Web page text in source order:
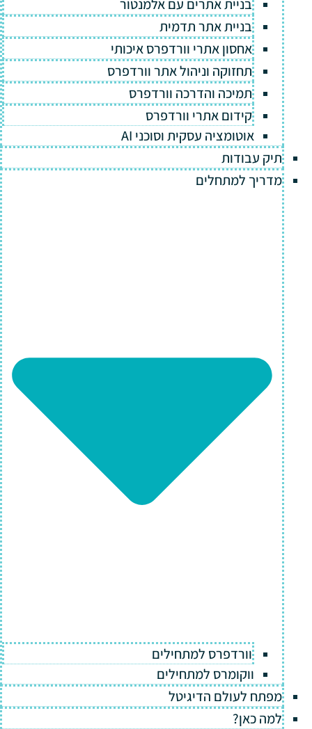
בניית אתרים עם אלמנטור
בניית אתר תדמית
אחסון אתרי וורדפרס איכותי
תחזוקה וניהול אתר וורדפרס
תמיכה והדרכה וורדפרס
קידום אתרי וורדפרס
אוטומציה עסקית וסוכני AI
תיק עבודות
מדריך למתחלים
וורדפרס למתחילים
ווקומרס למתחילים
מפתח לעולם הדיגיטל
למה כאן?